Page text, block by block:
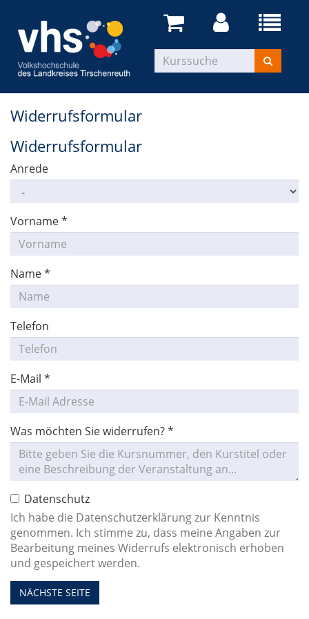
Widerrufsformular
Widerrufsformular
Anrede
Vorname*
Name*
Telefon
E-Mail *
Was möchten Sie widerrufen?*
Datenschutz
Ich habe die Datenschutzerklärung zur Kenntnis
genommen. Ich stimme zu, dass meine Angaben zur
Bearbeitung meines Widerrufs elektronisch erhoben
und gespeichert werden.
NÄCHSTE SEITE